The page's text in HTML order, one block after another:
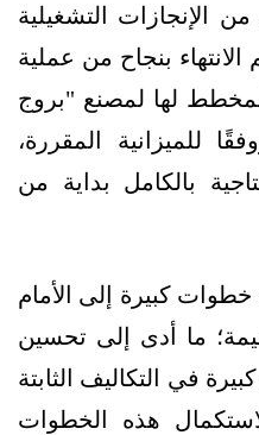
من الإنجازات التشغيلية
الانتهاء بنجاح من عملية
لها لمصنع "بروج
للميزانية المقررة،
بالكامل بداية من
كبيرة إلى الأمام
ما أدى إلى تحسين
في التكاليف الثابتة
هذه الخطوات